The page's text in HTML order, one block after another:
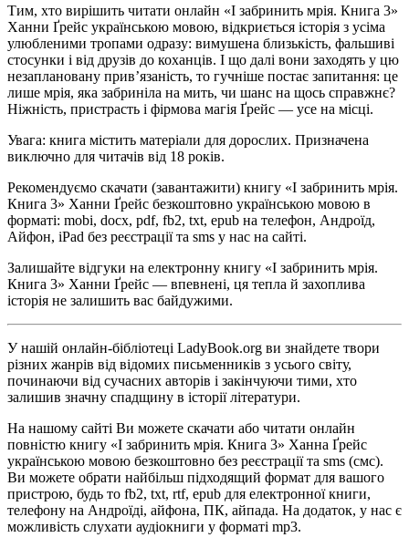
Тим, хто вирішить читати онлайн «І забринить мрія. Книга 3»
Ханни Ґрейс українською мовою, відкриється історія з усіма
улюбленими тропами одразу: вимушена близькість, фальшиві
стосунки і від друзів до коханців. І що далі вони заходять у цю
незаплановану прив’язаність, то гучніше постає запитання: це
лише мрія, яка забриніла на мить, чи шанс на щось справжнє?
Ніжність, пристрасть і фірмова магія Ґрейс — усе на місці.
Увага: книга містить матеріали для дорослих. Призначена
виключно для читачів від 18 років.
Рекомендуємо скачати (завантажити) книгу «І забринить мрія.
Книга 3» Ханни Ґрейс безкоштовно українською мовою в
форматі: mobi, docx, pdf, fb2, txt, epub на телефон, Андроїд,
Айфон, iPad без реєстрації та sms у нас на сайті.
Залишайте відгуки на електронну книгу «І забринить мрія.
Книга 3» Ханни Ґрейс — впевнені, ця тепла й захоплива
історія не залишить вас байдужими.
У нашій онлайн-бібліотеці LadyBook.org ви знайдете твори
різних жанрів від відомих письменників з усього світу,
починаючи від сучасних авторів і закінчуючи тими, хто
залишив значну спадщину в історії літератури.
На нашому сайті Ви можете скачати або читати онлайн
повністю книгу «І забринить мрія. Книга 3» Ханна Ґрейс
українською мовою безкоштовно без реєстрації та sms (смс).
Ви можете обрати найбільш підходящий формат для вашого
пристрою, будь то fb2, txt, rtf, epub для електронної книги,
телефону на Андроїді, айфона, ПК, айпада. На додаток, у нас є
можливість слухати аудіокниги у форматі mp3.